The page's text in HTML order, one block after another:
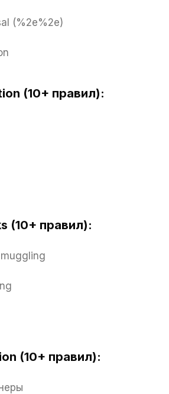
(%2e%2e)
(10+ правил):
(10+ правил):
(10+ правил):